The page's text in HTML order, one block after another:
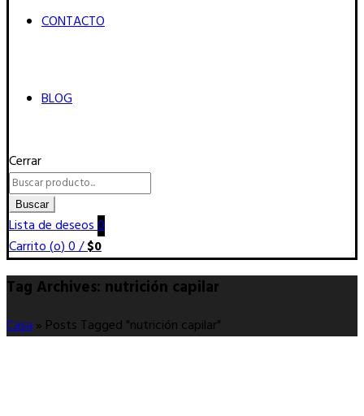
CONTACTO
BLOG
Cerrar
Buscar
por:
Buscar
Lista de deseos0
Carrito (o)0/$0
Tag Archives: nutrición capilar
Casa» Posts Tagged "nutrición capilar"